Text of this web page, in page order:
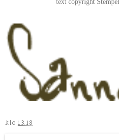
text copyright
klo13.18